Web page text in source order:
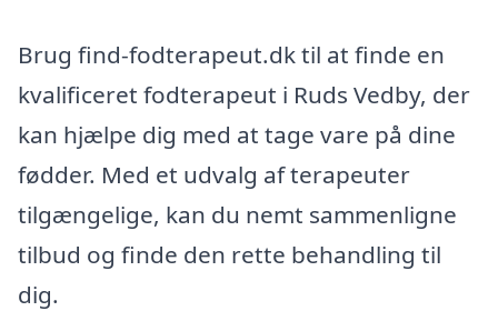
Brug find-fodterapeut.dk til at finde en
kvalificeret fodterapeut i Ruds Vedby, der
kan hjælpe dig med at tage vare på dine
fødder. Med et udvalg af terapeuter
tilgængelige, kan du nemt sammenligne
tilbud og finde den rette behandling til
dig.